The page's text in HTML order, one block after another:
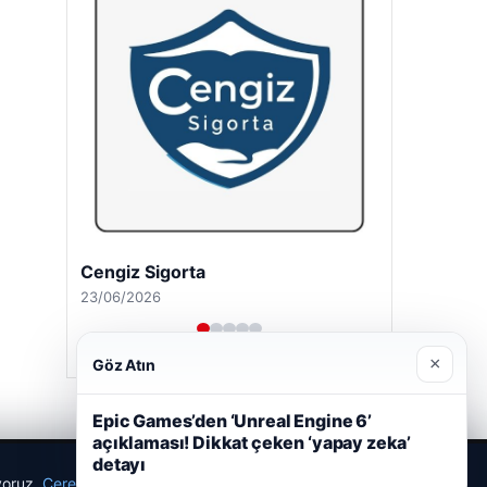
Cengiz Sigorta
23/06/2026
Çerez Politikamız
Göz Atın ×
Epic Games’den ‘Unreal Engine 6’
açıklaması! Dikkat çeken ‘yapay zeka’
detayı